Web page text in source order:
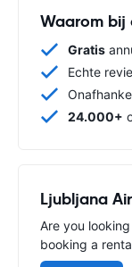
Waarom bij
Gratis
Echte
24.000+
Ljubljana
Are you
booking a